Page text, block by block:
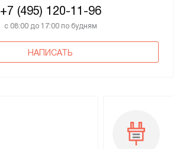
+7 (495) 120-11-96
с 08:00 до 17:00 по будням
НАПИСАТЬ